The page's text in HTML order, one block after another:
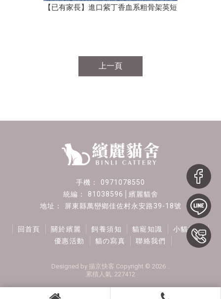
【已有家長】進口紫丁香血系粗骨架英短
上一頁
0971078550
81038596│繽麗貓舍
屏東縣萬巒鄉佳佐村永安路39-18號
回首頁 關於繽麗 飼養須知 貓寵知識
小貓找家
優惠活動
貓の寫真 聯絡我們
Designed by 揚京快客 Copyright © 2026 ..
累積人氣: 227412